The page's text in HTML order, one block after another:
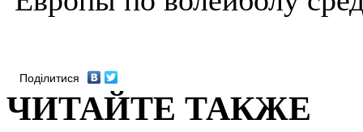
Поділитися
ЧИТАЙТЕ ТАКЖЕ